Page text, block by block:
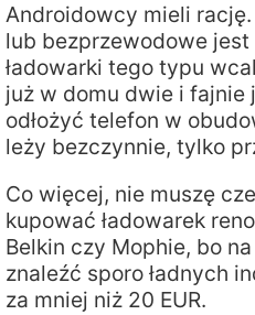
Androidowcy mieli
lub bezprzewodowe
ładowarki tego typu
już w domu dwie i fajnie
odłożyć telefon w
leży bezczynnie, tylko
Co więcej, nie muszę
kupować ładowarek
Belkin czy Mophie, bo
znaleźć sporo ładnych
za mniej niż 20 EUR.